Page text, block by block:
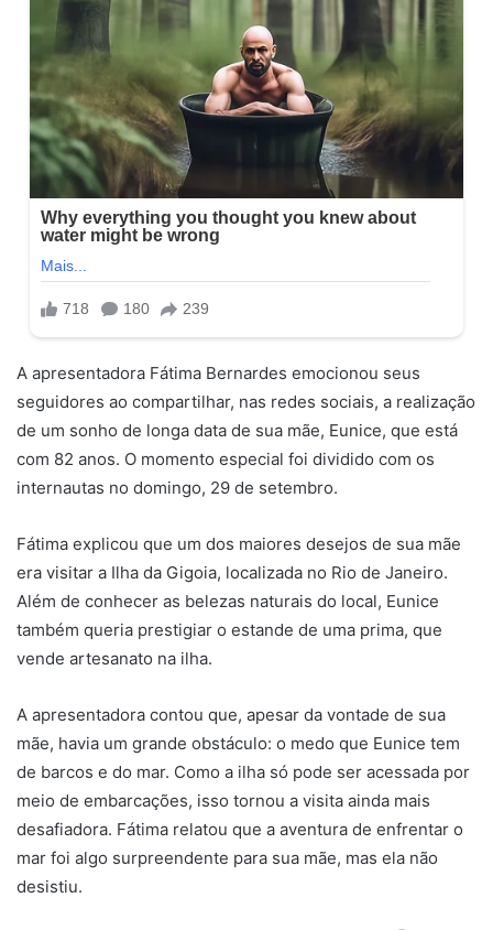
A apresentadora Fátima Bernardes emocionou seus
seguidores ao compartilhar, nas redes sociais, a realização
de um sonho de longa data de sua mãe, Eunice, que está
com 82 anos. O momento especial foi dividido com os
internautas no domingo, 29 de setembro.
Fátima explicou que um dos maiores desejos de sua mãe
era visitar a Ilha da Gigoia, localizada no Rio de Janeiro.
Além de conhecer as belezas naturais do local, Eunice
também queria prestigiar o estande de uma prima, que
vende artesanato na ilha.
A apresentadora contou que, apesar da vontade de sua
mãe, havia um grande obstáculo: o medo que Eunice tem
de barcos e do mar. Como a ilha só pode ser acessada por
meio de embarcações, isso tornou a visita ainda mais
desafiadora. Fátima relatou que a aventura de enfrentar o
mar foi algo surpreendente para sua mãe, mas ela não
desistiu.